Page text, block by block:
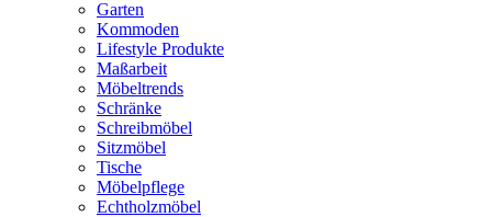
Garten
Kommoden
Lifestyle Produkte
Maßarbeit
Möbeltrends
Schränke
Schreibmöbel
Sitzmöbel
Tische
Möbelpflege
Echtholzmöbel